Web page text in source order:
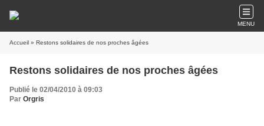
MENU
Accueil » Restons solidaires de nos proches âgées
Restons solidaires de nos proches âgées
Publié le 02/04/2010 à 09:03
Par Orgris